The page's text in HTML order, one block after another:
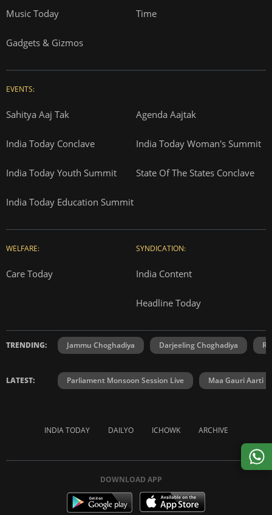
Music Today Time
Gadgets & Gizmos
EVENTS:
Sahitya Aaj Tak Agenda Aajtak
India Today Conclave India Today Woman's Summit
India Today Youth Summit State Of The States Conclave
India Today Education Summit
WELFARE:
Care Today
SYNDICATION:
India Content
Headline Today
TRENDING: Jammu Choghadiya Darjeeling Choghadiya
LATEST: Parliament Monsoon Session Live Maa Gauri Aarti
INDIA TODAY DAILYO ICHOWK ARCHIVE
DOWNLOAD APP